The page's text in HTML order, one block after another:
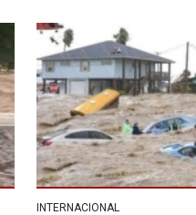
INTERNACIONAL